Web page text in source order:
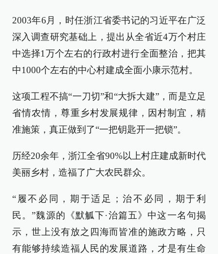
2003年6月，时任浙江省委书记的习近平在广泛
深入调查研究基础上，提出从全省近4万个村庄
中选择1万个左右的行政村进行全面整治，把其
中1000个左右的中心村建成全面小康示范村。
这项工程不搞“一刀切”和“大拆大建”，而是立足
省情农情，尊重乡村发展规律，因村制宜，精
准施策，真正做到了“一把钥匙开一把锁”。
历经20余年，浙江全省90%以上村庄建成新时代
美丽乡村，造福了广大农民群众。
“履不必同，期于适足；治不必同，期于利
民。”魏源的《默觚下·治篇五》中这一名句揭
示，世上没有放之四海而皆准的施政方略，只
有能够持续造福人民的发展道路，才是有生命